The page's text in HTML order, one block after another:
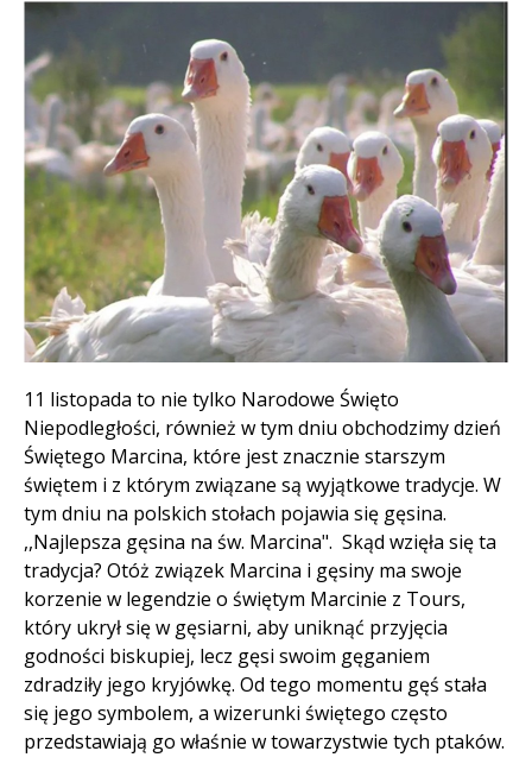
Treść
11 listopada to nie tylko Narodowe Święto
Niepodległości, również w tym dniu obchodzimy dzień
Świętego Marcina, które jest znacznie starszym
świętem i z którym związane są wyjątkowe tradycje. W
tym dniu na polskich stołach pojawia się gęsina.
,,Najlepsza gęsina na św. Marcina". Skąd wzięła się ta
tradycja? Otóż związek Marcina i gęsiny ma swoje
korzenie w legendzie o świętym Marcinie z Tours,
który ukrył się w gęsiarni, aby uniknąć przyjęcia
godności biskupiej, lecz gęsi swoim gęganiem
zdradziły jego kryjówkę. Od tego momentu gęś stała
się jego symbolem, a wizerunki świętego często
przedstawiają go właśnie w towarzystwie tych ptaków.